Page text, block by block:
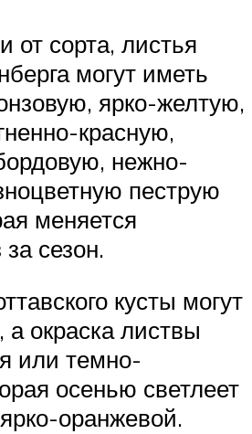
от сорта, листья
могут иметь
ярко-желтую,
красную,
нежно-
пеструю
меняется
сезон.
кусты могут
а окраска листвы
или темно-
осенью светлеет
оранжевой.